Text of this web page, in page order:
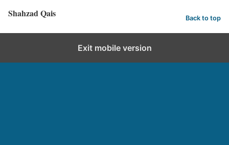
Shahzad Qais Back to top
Exit mobile version